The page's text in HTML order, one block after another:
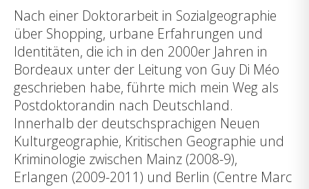
Nach einer Doktorarbeit in Sozialgeographie
über Shopping, urbane Erfahrungen und
Identitäten, die ich in den 2000er Jahren in
Bordeaux unter der Leitung von Guy Di Méo
geschrieben habe, führte mich mein Weg als
Postdoktorandin nach Deutschland.
Innerhalb der deutschsprachigen Neuen
Kulturgeographie, Kritischen Geographie und
Kriminologie zwischen Mainz (2008-9),
Erlangen (2009-2011) und Berlin (Centre Marc